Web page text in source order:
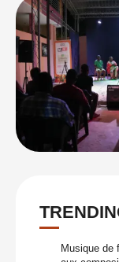
Musique de